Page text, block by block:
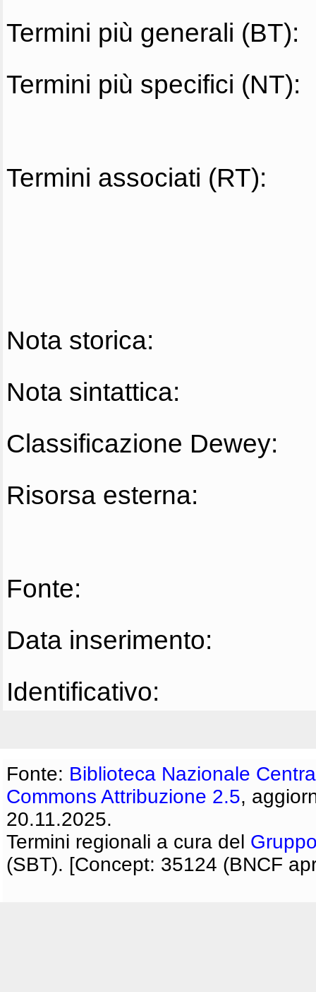
Termini più generali (BT):
Termini più specifici (NT):
Termini associati (RT):
Nota storica:
Nota sintattica:
Classificazione Dewey:
Risorsa esterna:
Fonte:
Data inserimento:
Identificativo:
Fonte: Biblioteca Nazionale
Commons Attribuzione 2.5,
20.11.2025.
Termini regionali a cura del
(SBT). [Concept: 35124 (BNCF